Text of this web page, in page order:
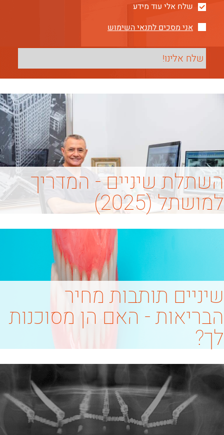
שלח אלי עוד מידע
אני מסכים לתנאי השימוש
השתלת שיניים - המדריך
למושתל (2025)
שיניים תותבות מחיר
הבריאות - האם הן מסוכנות
לך?